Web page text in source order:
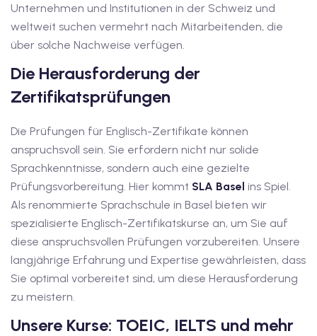
Deutschkurse mit
mit Gutschein
mit
B1
Deutschkurse mit
mit
Unternehmen und Institutionen in der Schweiz und
weltweit suchen vermehrt nach Mitarbeitenden, die
über solche Nachweise verfügen.
Die Herausforderung der
Zertifikatsprüfungen
Die Prüfungen für Englisch-Zertifikate können
anspruchsvoll sein. Sie erfordern nicht nur solide
Sprachkenntnisse, sondern auch eine gezielte
Prüfungsvorbereitung. Hier kommt SLA Basel ins Spiel.
Als renommierte Sprachschule in Basel bieten wir
spezialisierte Englisch-Zertifikatskurse an, um Sie auf
diese anspruchsvollen Prüfungen vorzubereiten. Unsere
langjährige Erfahrung und Expertise gewährleisten, dass
Sie optimal vorbereitet sind, um diese Herausforderung
zu meistern.
Unsere Kurse: TOEIC, IELTS und mehr